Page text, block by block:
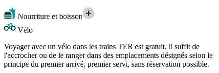
Nourriture et boisson
Vélo
Voyager avec un vélo dans les trains TER est gratuit, il suffit de
l'accrocher ou de le ranger dans des emplacements désignés selon le
principe du premier arrivé, premier servi, sans réservation possible.